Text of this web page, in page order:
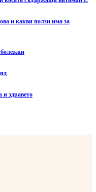
и какви ползи има за
и здравето